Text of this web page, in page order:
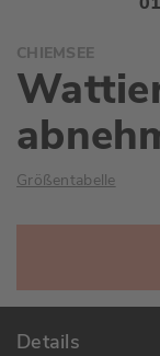
Anfang
der
Bildgalerie
springen
CHIEMSEE
Größentabelle
Details